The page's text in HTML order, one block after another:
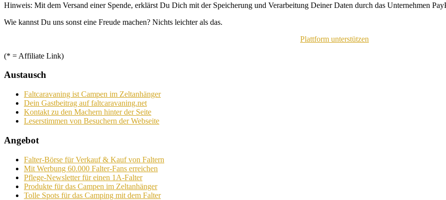
Hinweis: Mit dem Versand einer Spende, erklärst Du Dich mit der Speicherung und Verarbeitung Deiner Daten durch das Unternehmen
Wie kannst Du uns sonst eine Freude machen? Nichts leichter als das.
Plattform unterstützen
(* = Affiliate Link)
Austausch
Faltcaravaning ist Campen im Zeltanhänger
Dein Gastbeitrag auf faltcaravaning.net
Kontakt zu den Machern hinter der Seite
Leserstimmen von Besuchern der Webseite
Angebot
Falter-Börse für Verkauf & Kauf von Faltern
Mit Werbung 60.000 Falter-Fans erreichen
Pflege-Newsletter für einen 1A-Falter
Produkte für das Campen im Zeltanhänger
Tolle Spots für das Camping mit dem Falter